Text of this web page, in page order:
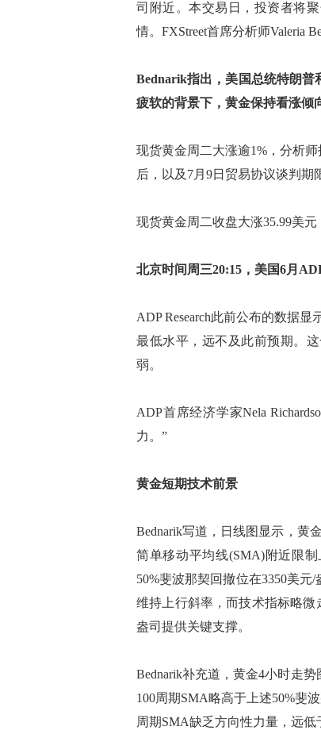
司附近。本交易日，投资者将
情。FXStreet首席分析师Valeria
Bednarik指出，美国总统特朗普
疲软的背景下，黄金保持看涨倾
现货黄金周二大涨逾1%，分析
后，以及7月9日贸易协议谈判期
现货黄金周二收盘大涨35.99美元
北京时间周三20:15，美国6月
ADP Research此前公布的数据
最低水平，远不及此前预期。
弱。
ADP首席经济学家Nela
力。”
黄金短期技术前景
Bednarik写道，日线图显示，黄
简单移动平均线(SMA)附近限制
50%斐波那契回撤位在3350美
维持上行斜率，而技术指标略微
盎司提供关键支撑。
Bednarik补充道，黄金4小时走
100周期SMA略高于上述50%斐
周期SMA缺乏方向性力量，远